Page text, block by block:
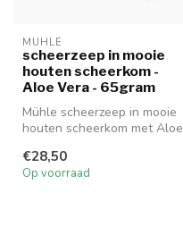
MUHLE
scheerzeep in mooie
houten scheerkom -
Aloe Vera - 65gram
Mühle scheerzeep in mooie
houten scheerkom met Aloe
€28,50
Op voorraad